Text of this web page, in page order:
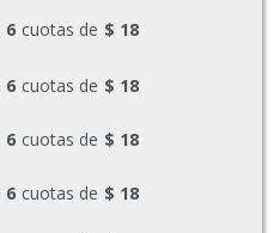
6 cuotas de $ 18
6 cuotas de $ 18
6 cuotas de $ 18
6 cuotas de $ 18